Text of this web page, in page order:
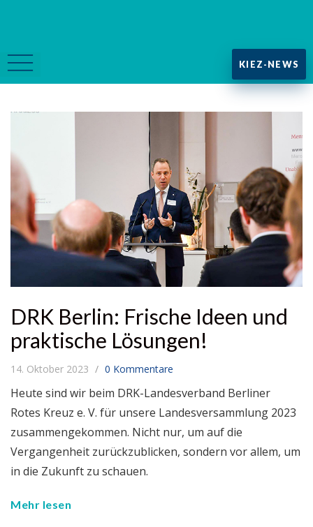
KIEZ-NEWS
DRK Berlin: Frische Ideen und
praktische Lösungen!
14. Oktober 2023 0 Kommentare
Heute sind wir beim DRK-Landesverband Berliner
Rotes Kreuz e. V. für unsere Landesversammlung 2023
zusammengekommen. Nicht nur, um auf die
Vergangenheit zurückzublicken, sondern vor allem, um
in die Zukunft zu schauen.
Mehr lesen